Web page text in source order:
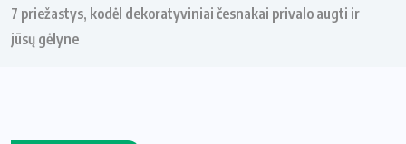
7 priežastys, kodėl dekoratyviniai česnakai privalo augti ir
jūsų gėlyne